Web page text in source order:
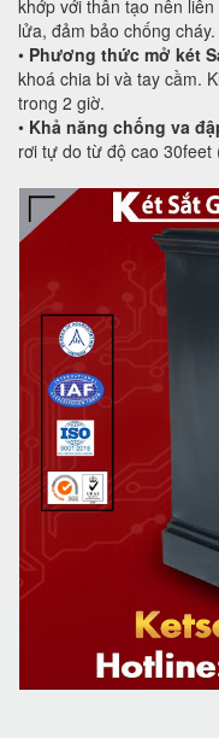
khớp với thân tạo nên
lửa, đảm bảo chống cháy.
• Phương thức mở két
khoá chia bi và tay cầm.
trong 2 giờ.
• Khả năng chống va
rơi tự do từ độ cao 30feet